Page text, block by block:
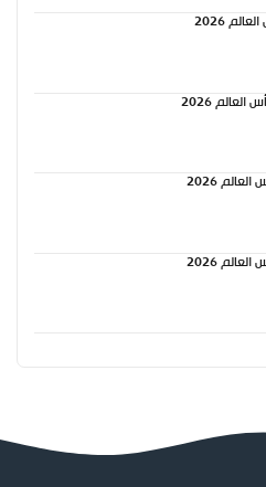
موعد مباراة النمسا والأردن في كأس العالم 2026
موعد مباراة الأرجنتين والجزائر في كأس العالم 2026
موعد مباراة العراق والنرويج في كأس العالم 2026
موعد مباراة فرنسا والسنغال في كأس العالم 2026